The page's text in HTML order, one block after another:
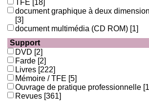
TFE [18]
document graphique à deux
[3]
document multimédia (CD ROM) [1]
Support
DVD [2]
Farde [2]
Livres [222]
Mémoire / TFE [5]
Ouvrage de pratique professionnelle
Revues [361]